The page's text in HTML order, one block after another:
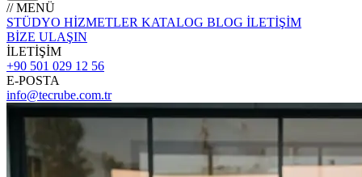
// MENÜ
STÜDYO HİZMETLER KATALOG BLOG İLETİŞİM
BİZE ULAŞIN
İLETİŞİM
+90 501 029 12 56
E-POSTA
info@tecrube.com.tr